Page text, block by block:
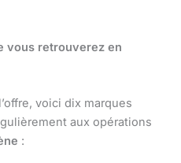
vous retrouverez en
voici dix marques
aux opérations
: